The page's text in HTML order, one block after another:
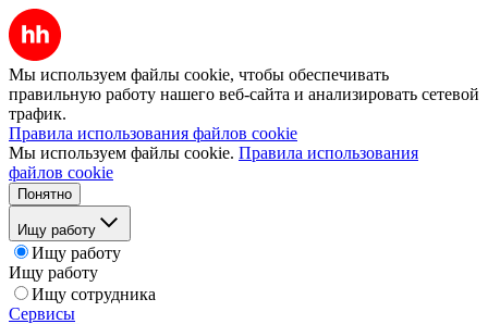
Мы используем файлы cookie, чтобы обеспечивать
правильную работу нашего веб-сайта и анализировать сетевой
трафик.
Правила использования файлов cookie
Мы используем файлы cookie. Правила использования
файлов cookie
Понятно
Ищу работу
Ищу работу
Ищу работу
Ищу сотрудника
Сервисы